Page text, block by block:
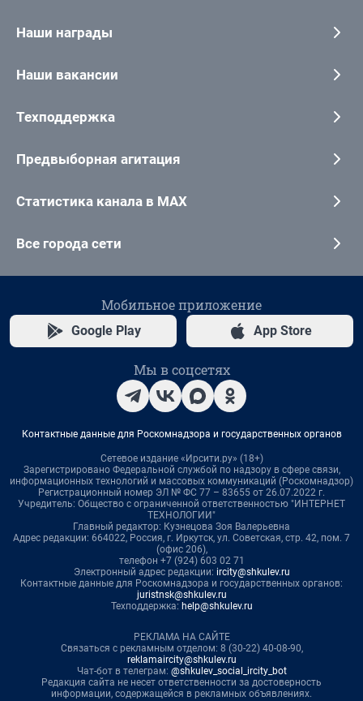
Наши награды
Наши вакансии
Техподдержка
Предвыборная агитация
Статистика канала в MAX
Все города сети
Мобильное приложение
Google Play App Store
Мы в соцсетях
Контактные данные для Роскомнадзора и государственных органов
Сетевое издание «Ирсити.ру» (18+)
Зарегистрировано Федеральной службой по надзору в сфере связи,
информационных технологий и массовых коммуникаций (Роскомнадзор)
Регистрационный номер ЭЛ № ФС 77 – 83655 от 26.07.2022 г.
Учредитель: Общество с ограниченной ответственностью "ИНТЕРНЕТ
ТЕХНОЛОГИИ"
Главный редактор: Кузнецова Зоя Валерьевна
Адрес редакции: 664022, Россия, г. Иркутск, ул. Советская, стр. 42, пом. 7
(офис 206),
телефон +7 (924) 603 02 71
Электронный адрес редакции: ircity@shkulev.ru
Контактные данные для Роскомнадзора и государственных органов:
juristnsk@shkulev.ru
Техподдержка: help@shkulev.ru
РЕКЛАМА НА САЙТЕ
Связаться с рекламным отделом: 8 (30-22) 40-08-90,
reklamaircity@shkulev.ru
Чат-бот в телеграм: @shkulev_social_ircity_bot
Редакция сайта не несет ответственности за достоверность
информации, содержащейся в рекламных объявлениях.